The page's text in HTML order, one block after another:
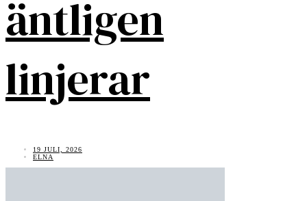
äntligen
linjerar
19 JULI, 2026
ELNA